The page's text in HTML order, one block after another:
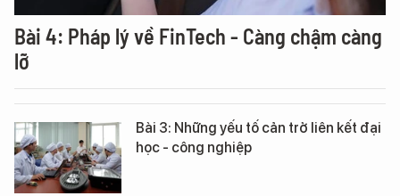
Bài 4: Pháp lý về FinTech - Càng chậm càng
lỡ
Bài 3: Những yếu tố cản trở liên kết đại
học - công nghiệp